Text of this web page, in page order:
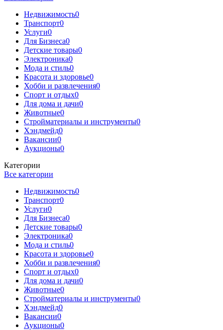
Недвижимость0
Транспорт0
Услуги0
Для Бизнеса0
Детские товары0
Электроника0
Мода и стиль0
Красота и здоровье0
Хобби и развлечения0
Спорт и отдых0
Для дома и дачи0
Животные0
Стройматериалы и инструменты0
Хэндмейд0
Вакансии0
Аукционы0
Категории
Все категории
Недвижимость0
Транспорт0
Услуги0
Для Бизнеса0
Детские товары0
Электроника0
Мода и стиль0
Красота и здоровье0
Хобби и развлечения0
Спорт и отдых0
Для дома и дачи0
Животные0
Стройматериалы и инструменты0
Хэндмейд0
Вакансии0
Аукционы0